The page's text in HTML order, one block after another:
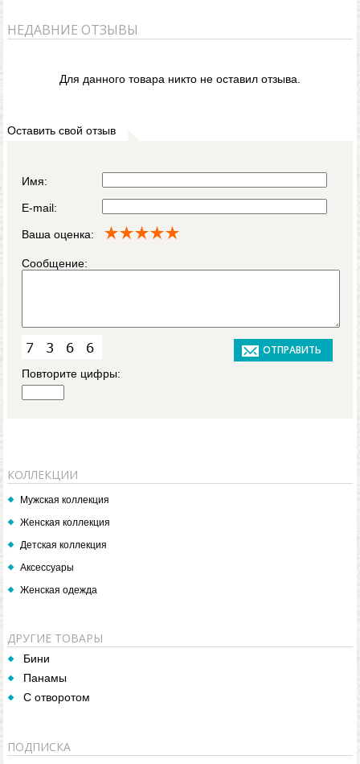
НЕДАВНИЕ ОТЗЫВЫ
Для данного товара никто не оставил отзыва.
Оставить свой отзыв
Имя:
E-mail:
Ваша оценка:
Сообщение:
Повторите цифры:
КОЛЛЕКЦИИ
Мужская коллекция
Женская коллекция
Детская коллекция
Аксессуары
Женская одежда
ДРУГИЕ ТОВАРЫ
Бини
Панамы
С отворотом
ПОДПИСКА